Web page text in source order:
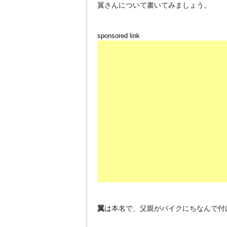
翼さんについて書いてみましょう。
sponsored link
翼は本名で、父親がバイクにちなんで付